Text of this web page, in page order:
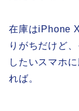
在庫はiPhone
りがちだけど
したいスマホ
れば。